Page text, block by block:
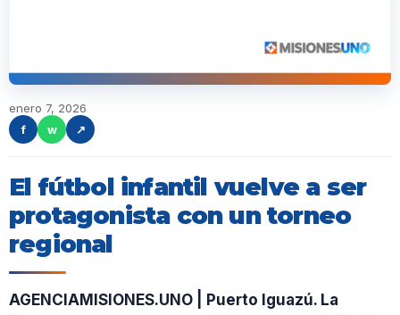
enero 7, 2026
f
w ↗
El fútbol infantil vuelve a ser
protagonista con un torneo
regional
AGENCIAMISIONES.UNO | Puerto Iguazú. La